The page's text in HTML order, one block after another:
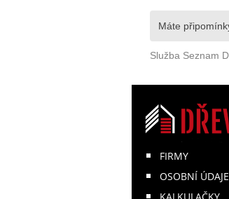
FIRMY
OSOBNÍ ÚDAJE